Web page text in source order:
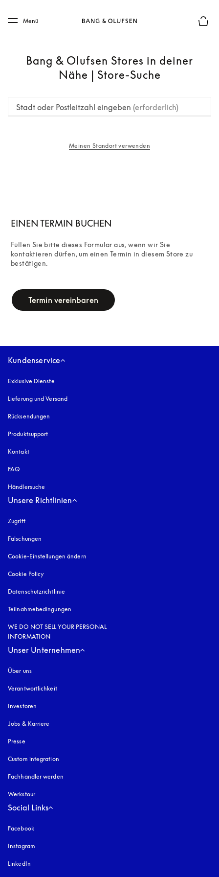
Skip to main footer
Menü
Bang & Olufsen Stores in deiner
Nähe | Store-Suche
Stadt oder Postleitzahl eingeben (erforderlich)
Meinen Standort verwenden
EINEN TERMIN BUCHEN
Füllen Sie bitte dieses Formular aus, wenn wir Sie
kontaktieren dürfen, um einen Termin in diesem Store zu
bestätigen.
Termin vereinbaren
Kundenservice
Exklusive Dienste
Lieferung und Versand
Rücksendungen
Produktsupport
Kontakt
FAQ
Händlersuche
Unsere Richtlinien
Zugrifföffnet sich in einem neuen Tab
Fälschungen
Cookie-Einstellungen ändern
Cookie Policy
Datenschutzrichtlinie
Teilnahmebedingungen
WE DO NOT SELL YOUR PERSONAL
INFORMATION
Unser Unternehmen
Über uns
Verantwortlichkeit
Investoren
Jobs & Karriere
Presse
Custom integration
Fachhändler werden
Werkstour
Social Links
Facebook
Instagram
LinkedIn